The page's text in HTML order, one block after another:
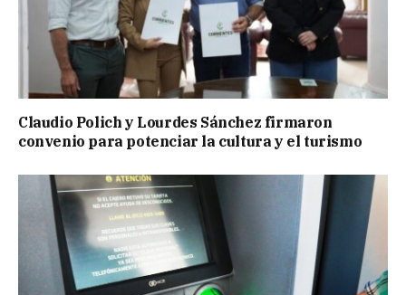
Claudio Polich y Lourdes Sánchez firmaron
convenio para potenciar la cultura y el turismo